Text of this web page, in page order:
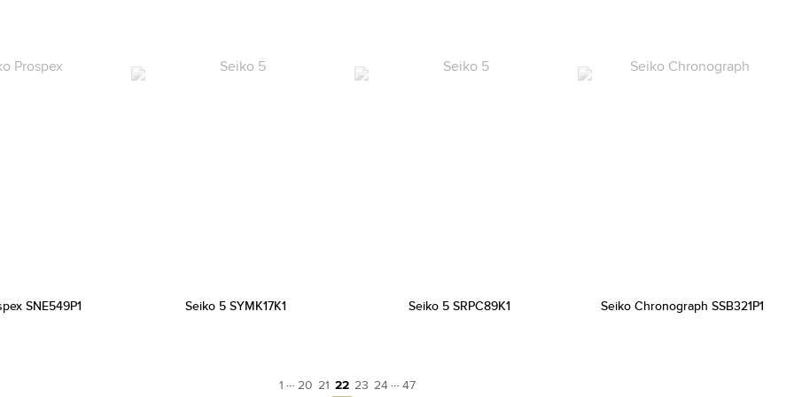
SNE549P1 Seiko 5 SYMK17K1 Seiko 5 SRPC89K1 Seiko Chronograph SSB321P1
1 … 20 21 22 23 24 … 47